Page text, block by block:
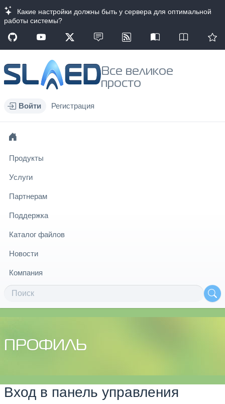
Какие настройки должны быть у сервера для оптимальной
работы системы?
Все великое
просто
Войти Регистрация
Продукты
Услуги
Партнерам
Поддержка
Каталог файлов
Новости
Компания
ПРОФИЛЬ
Вход в панель управления